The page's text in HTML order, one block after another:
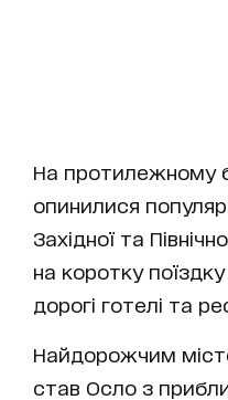
На протилежному
опинилися
Західної та
на коротку
дорогі готелі та
Найдорожчим
став Осло з